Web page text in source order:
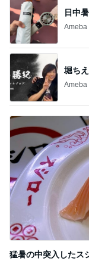
日中
Ameba
堀ち
Ameba
猛暑の中突入したス